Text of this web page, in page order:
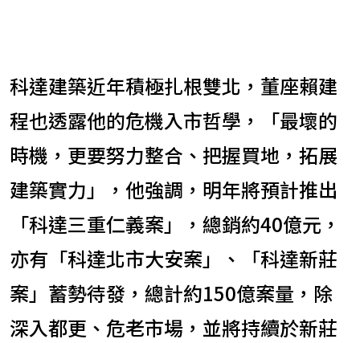
科達建築近年積極扎根雙北，董座賴建
程也透露他的危機入市哲學，「最壞的
時機，更要努力整合、把握買地，拓展
建築實力」，他強調，明年將預計推出
「科達三重仁義案」，總銷約40億元，
亦有「科達北市大安案」、「科達新莊
案」蓄勢待發，總計約150億案量，除
深入都更、危老市場，並將持續於新莊